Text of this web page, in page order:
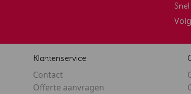
Klantenservice
Contact
Offerte aanvragen